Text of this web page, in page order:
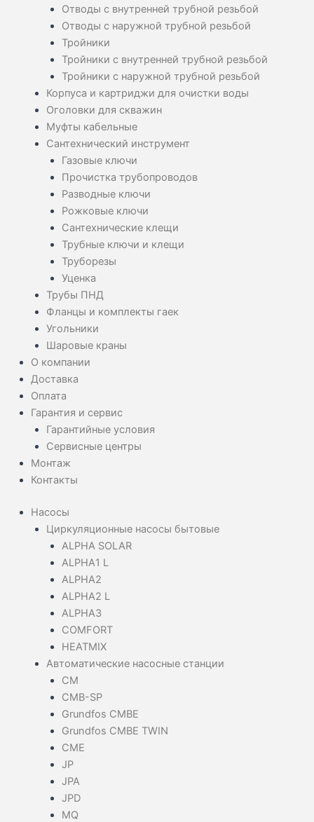
Отводы с внутренней трубной резьбой
Отводы с наружной трубной резьбой
Тройники
Тройники с внутренней трубной резьбой
Тройники с наружной трубной резьбой
Корпуса и картриджи для очистки воды
Оголовки для скважин
Муфты кабельные
Сантехнический инструмент
Газовые ключи
Прочистка трубопроводов
Разводные ключи
Рожковые ключи
Сантехнические клещи
Трубные ключи и клещи
Труборезы
Уценка
Трубы ПНД
Фланцы и комплекты гаек
Угольники
Шаровые краны
О компании
Доставка
Оплата
Гарантия и сервис
Гарантийные условия
Сервисные центры
Монтаж
Контакты
Насосы
Циркуляционные насосы бытовые
ALPHA SOLAR
ALPHA1 L
ALPHA2
ALPHA2 L
ALPHA3
COMFORT
HEATMIX
Автоматические насосные станции
CM
CMB-SP
Grundfos CMBE
Grundfos CMBE TWIN
CME
JP
JPA
JPD
MQ